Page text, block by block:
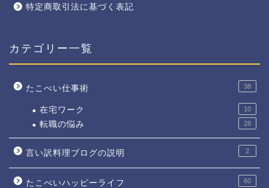
特定商取引法に基づく表記
カテゴリー一覧
たこべい仕事術 38
在宅ワーク 10
転職の悩み 28
言い訳料理ブログの説明 2
たこべいハッピーライフ 60